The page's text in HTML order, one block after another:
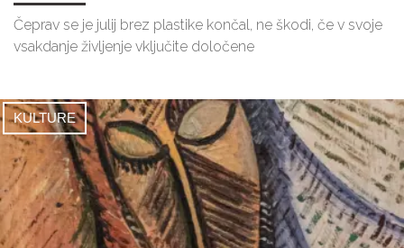
Čeprav se je julij brez plastike končal, ne škodi, če v svoje
vsakdanje življenje vključite določene
KULTURE